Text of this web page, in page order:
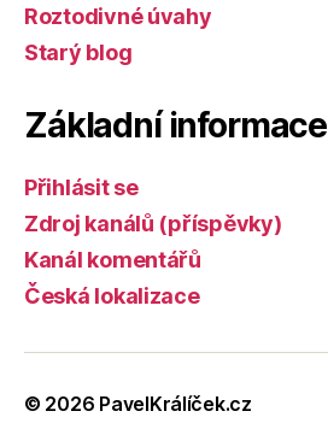
Roztodivné úvahy
Starý blog
Základní informace
Přihlásit se
Zdroj kanálů (příspěvky)
Kanál komentářů
Česká lokalizace
© 2026 PavelKrálíček.cz